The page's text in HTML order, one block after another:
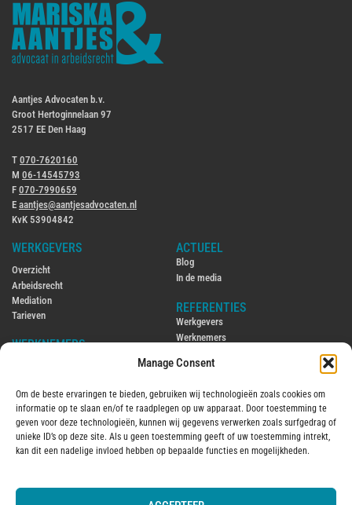
Manage Consent
Om de beste ervaringen te bieden, gebruiken wij technologieën zoals cookies om
informatie op te slaan en/of te raadplegen op uw apparaat. Door toestemming te
geven voor deze technologieën, kunnen wij gegevens verwerken zoals surfgedrag of
unieke ID’s op deze site. Als u geen toestemming geeft of uw toestemming intrekt,
kan dit een nadelige invloed hebben op bepaalde functies en mogelijkheden.
Aantjes Advocaten b.v.
Groot Hertoginnelaan 97
2517 EE Den Haag
T 070-7620160
M 06-14545793
F 070-7990659
E aantjes@aantjesadvocaten.nl
KvK 53904842
WERKGEVERS
Overzicht
Arbeidsrecht
Mediation
Tarieven
WERKNEMERS
Ambtenarenrecht
Mediation
Tarieven
OVER MIJ
ACTUEEL
Blog
In de media
REFERENTIES
Werkgevers
Werknemers
CONTACT
ENGLISH
Hiring and firing employees in the
Netherlands
Employment law in the Netherlands